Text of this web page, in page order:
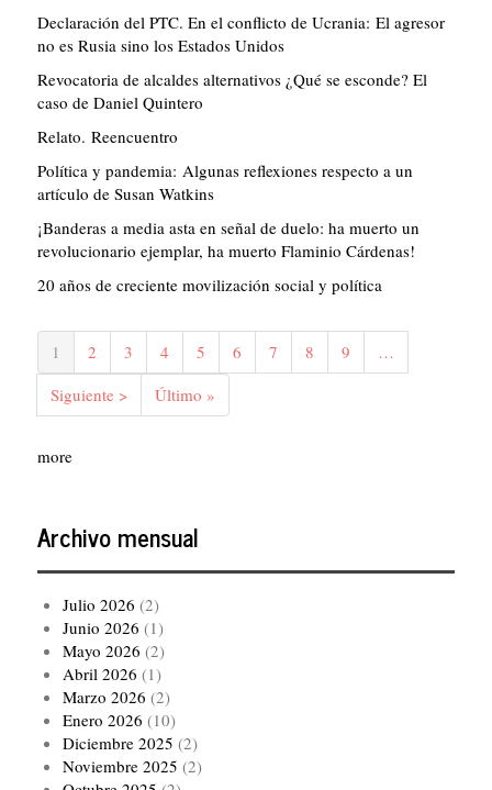
Declaración del PTC. En el conflicto de Ucrania: El agresor
no es Rusia sino los Estados Unidos
Revocatoria de alcaldes alternativos ¿Qué se esconde? El
caso de Daniel Quintero
Relato. Reencuentro
Política y pandemia: Algunas reflexiones respecto a un
artículo de Susan Watkins
¡Banderas a media asta en señal de duelo: ha muerto un
revolucionario ejemplar, ha muerto Flaminio Cárdenas!
20 años de creciente movilización social y política
Paginación
Página
actual
1 Página
2 Página
3 Página
4 Página
5 Página
6 Página
7 Página
8 Página
9
…
Siguiente
página
Siguiente >
Última
página
Último »
more
Archivo mensual
Julio 2026 (2)
Junio 2026 (1)
Mayo 2026 (2)
Abril 2026 (1)
Marzo 2026 (2)
Enero 2026 (10)
Diciembre 2025 (2)
Noviembre 2025 (2)